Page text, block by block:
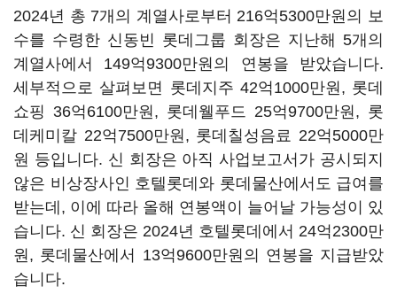
2024년 총 7개의 계열사로부터 216억5300만원의 보
수를 수령한 신동빈 롯데그룹 회장은 지난해 5개의
계열사에서 149억9300만원의 연봉을 받았습니다.
세부적으로 살펴보면 롯데지주 42억1000만원 , 롯데
쇼핑 36억6100만원 , 롯데웰푸드 25억9700만원 , 롯
데케미칼 22억7500만원 , 롯데칠성음료 22억5000만
원 등입니다. 신 회장은 아직 사업보고서가 공시되지
않은 비상장사인 호텔롯데와 롯데물산에서도 급여를
받는데 , 이에 따라 올해 연봉액이 늘어날 가능성이 있
습니다. 신 회장은 2024년 호텔롯데에서 24억2300만
원 , 롯데물산에서 13억9600만원의 연봉을 지급받았
습니다.